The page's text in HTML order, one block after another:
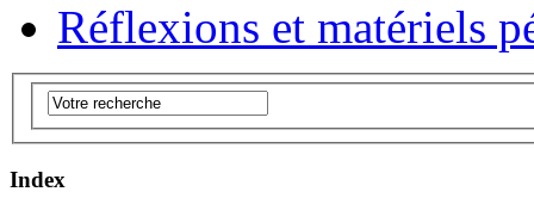
Réflexions et matériels
Index